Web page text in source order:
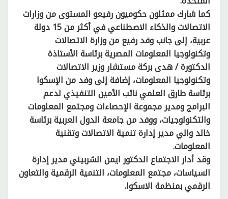
كما شارك ممثلون حكوميون رفيعو المستوى من وزارات
الاتصالات والذكاء الاصطناعي في أكثر من 15 دولة
عربية، إلى جانب وفد رفيع من وزارة الاتصالات
وتكنولوجيا المعلومات المصرية برئاسة الأستاذة
الدكتورة / هدى بركة مستشار وزير الاتصالات
وتكنولوجيا المعلومات، إضافة إلى وفد من الإسكوا
برئاسة طارق العلمي نائب الأمين التنفيذي لدعم
البرامج ومدير مجموعة الإحصاءات ومجتمع المعلومات
والتكنولوجيات، ووفد من جامعة الدول العربية برئاسة
خالد والي مدير إدارة تنمية الاتصالات وتقنية
المعلومات.
وقد أدار الاجتماع الدكتور ايمن الشربيني مدير إدارة
السياسات، مجتمع المعلومات، التنمية الرقمية والتعاون
الرقمي بمنظمة الاسكوا.